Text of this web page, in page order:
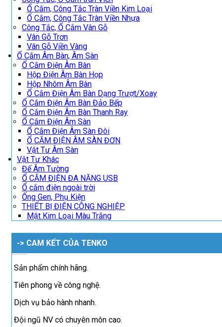
Ổ Cắm, Công Tắc Tràn Viền Kim Loại
Ổ Cắm, Công Tắc Tràn Viền Nhựa
Công Tắc, Ổ Cắm Vân Gỗ
Vân Gỗ Trơn
Vân Gỗ Viền Vàng
Ổ Cắm Âm Bàn, Âm Sàn
Ổ Cắm Điện Âm Bàn
Hộp Điện Âm Bàn Họp
Hộp Nhôm Âm Bàn
Ổ Cắm Điện Âm Bàn Dạng Trượt/Xoay
Ổ Cắm Điện Âm Bàn Đảo Bếp
Ổ Cắm Điện Âm Bàn Thanh Ray
Ổ Cắm Điện Âm Sàn
Ổ Cắm Điện Âm Sàn Đôi
Ổ CẮM ĐIỆN ÂM SÀN ĐƠN
Vật Tư Âm Sàn
Vật Tư Khác
Đế Âm Tường
Ổ CẮM ĐIỆN ĐA NĂNG USB
Ổ cắm điện ngoài trời
Ống Gen, Phụ Kiện
THIẾT BỊ ĐIỆN CÔNG NGHIỆP
Mặt Kim Loại Màu Trắng
-> CAM KẾT CỦA TENKO
Sản phẩm chính hãng.
Tiên phong về công nghệ.
Dịch vụ bảo hành nhanh.
Đội ngũ NV có chuyên môn cao.